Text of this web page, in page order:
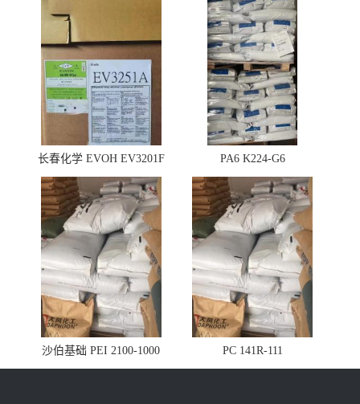
长春化学 EVOH EV3201F PA6 K224-G6
沙伯基础 PEI 2100-1000 PC 141R-111